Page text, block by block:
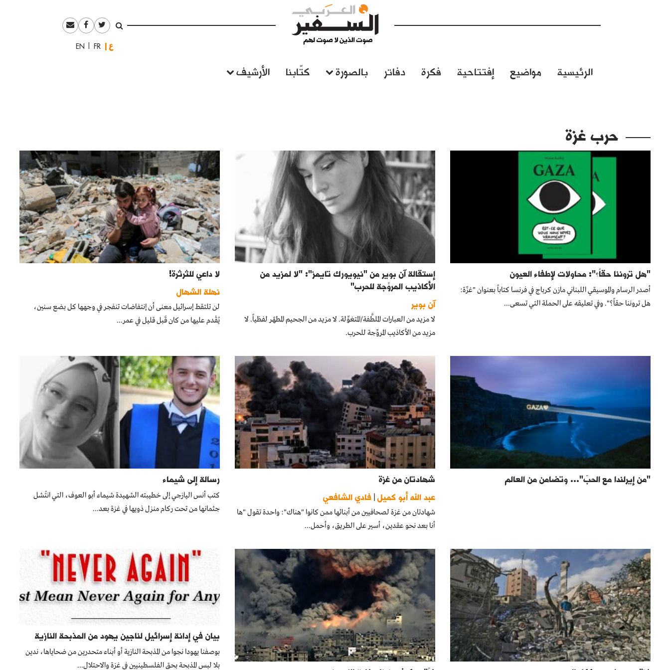
العربيةFrançais
English
الرئيسية مواضيع إفتتاحية فكرة دفاتر بالصورة كتّابنا الأرشيف
حرب غزة
"هل تروننا حقاً؟": محاولات لإطفاء العيون
أصدر الرسام والموسيقي اللبناني مازن كرباج في فرنسا كتاباً بعنوان "غزّة:
هل تروننا حقاً؟". وفي تعليقه على الحملة التي تسعى...
إستقالة آن بوير من "نيويورك تايمز": "لا لمزيد من
الأكاذيب المروِّجة للحرب"
آن بوير
لا مزيد من العبارات الملطَّفة/المتغوِّلة. لا مزيد من الجحيم المطهّر لفظياً. لا
مزيد من الأكاذيب المروِّجة للحرب.
لا داعي للثرثرة!
نهلة الشهال
لن تلتقط إسرائيل معنى أن إنتفاضات تنفجر في وجهها كل بضع سنين،
يُقْدم عليها من كان قَبل قليل في عمر...
"من إيرلندا مع الحبّ"... وتضامن من العالم
شهادتان من غزة
عبد الله أبو كميل| فادي الشافعي
شهادتان من غزة لصحافيين من أبنائها ممن كانوا "هناك": واحدة تقول "ها
أنا بعد نحو عقدين، أسير على الطريق، وأحمل...
رسالة إلى شيماء
كتب أنس اليازجي إلى خطيبته الشهيدة شيماء أبو العوف، التي انتُشل
جثمانها من تحت ركام منزل ذويها في غزة بعد...
بيان في إدانة إسرائيل لناجين يهود من المذبحة النازية
بوصفنا يهودا نجوا من المذبحة النازية أو أبناء متحدرين من ضحاياها، ندين
بلا لبس المذبحة بحق الفلسطينيين في غزة والاحتلال...